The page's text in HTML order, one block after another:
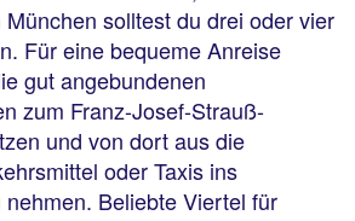
solltest du drei oder vier
Für eine bequeme Anreise
gut angebundenen
zum Franz-Josef-Strauß-
und von dort aus die
oder Taxis ins
Beliebte Viertel für